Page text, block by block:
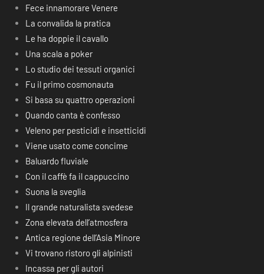
Fece innamorare Venere
La convalida la pratica
Le ha doppie il cavallo
Una scala a poker
Lo studio dei tessuti organici
Fu il primo cosmonauta
Si basa su quattro operazioni
Quando canta è confesso
Veleno per pesticidi e insetticidi
Viene usato come concime
Baluardo fluviale
Con il caffè fa il cappuccino
Suona la sveglia
Il grande naturalista svedese
Zona elevata dell’atmosfera
Antica regione dell’Asia Minore
Vi trovano ristoro gli alpinisti
Incassa per gli autori